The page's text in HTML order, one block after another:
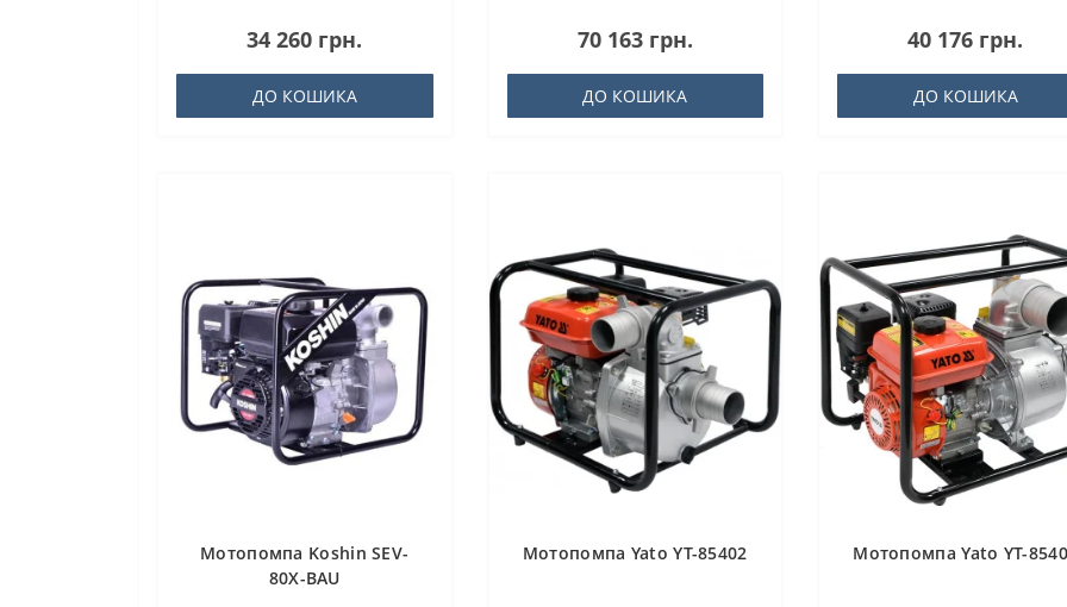
34 260 грн.
ДО КОШИКА
70 163 грн.
ДО КОШИКА
40 176 грн.
ДО КОШИКА
Мотопомпа Koshin SEV-
80X-BAU
Мотопомпа Yato YT-85402 Мотопомпа Yato YT-